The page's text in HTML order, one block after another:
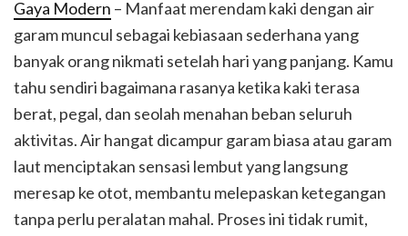
Gaya Modern – Manfaat merendam kaki dengan air
garam muncul sebagai kebiasaan sederhana yang
banyak orang nikmati setelah hari yang panjang. Kamu
tahu sendiri bagaimana rasanya ketika kaki terasa
berat, pegal, dan seolah menahan beban seluruh
aktivitas. Air hangat dicampur garam biasa atau garam
laut menciptakan sensasi lembut yang langsung
meresap ke otot, membantu melepaskan ketegangan
tanpa perlu peralatan mahal. Proses ini tidak rumit,